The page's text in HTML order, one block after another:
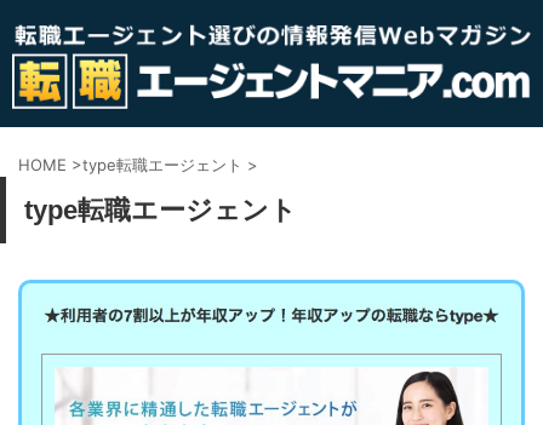
HOME >type転職エージェント >
type転職エージェント